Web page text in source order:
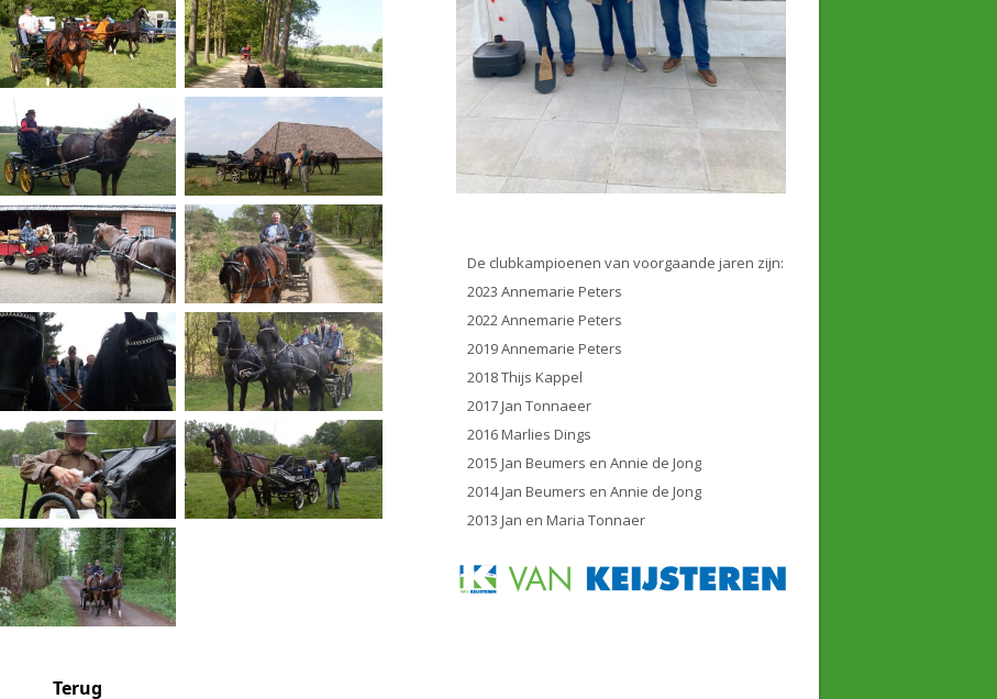
Terug
De clubkampioenen van voorgaande jaren zijn:
2023 Annemarie Peters
2022 Annemarie Peters
2019 Annemarie Peters
2018 Thijs Kappel
2017 Jan Tonnaeer
2016 Marlies Dings
2015 Jan Beumers en Annie de Jong
2014 Jan Beumers en Annie de Jong
2013 Jan en Maria Tonnaer